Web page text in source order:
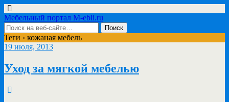
Мебельный портал M-ebli.ru
Теги › кожаная мебель
19 июля, 2013
Уход за мягкой мебелью